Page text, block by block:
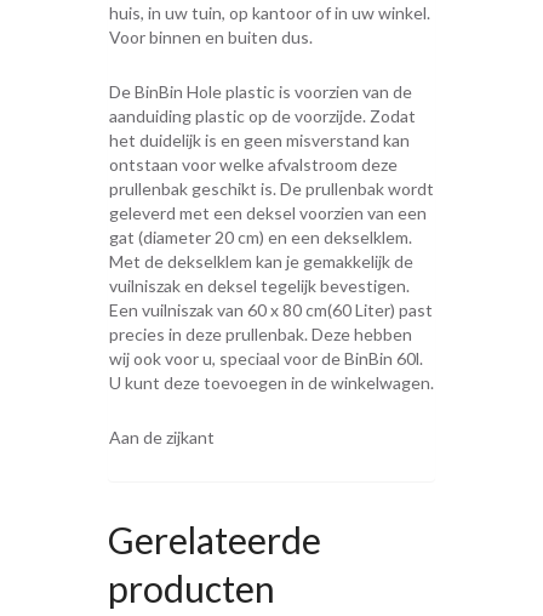
huis, in uw tuin, op kantoor of in uw winkel.
Voor binnen en buiten dus.
De BinBin Hole plastic is voorzien van de
aanduiding plastic op de voorzijde. Zodat
het duidelijk is en geen misverstand kan
ontstaan voor welke afvalstroom deze
prullenbak geschikt is. De prullenbak wordt
geleverd met een deksel voorzien van een
gat (diameter 20 cm) en een dekselklem.
Met de dekselklem kan je gemakkelijk de
vuilniszak en deksel tegelijk bevestigen.
Een vuilniszak van 60 x 80 cm(60 Liter) past
precies in deze prullenbak. Deze hebben
wij ook voor u, speciaal voor de BinBin 60l.
U kunt deze toevoegen in de winkelwagen.
Aan de zijkant
Gerelateerde
producten